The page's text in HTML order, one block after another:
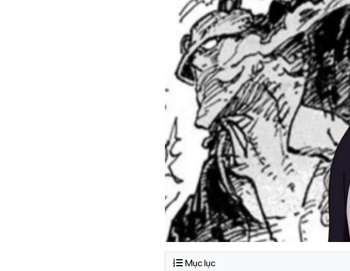
Mục lục